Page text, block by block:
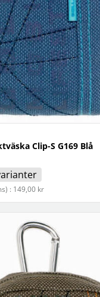
Clip-S G169 Blå
: 149,00 kr